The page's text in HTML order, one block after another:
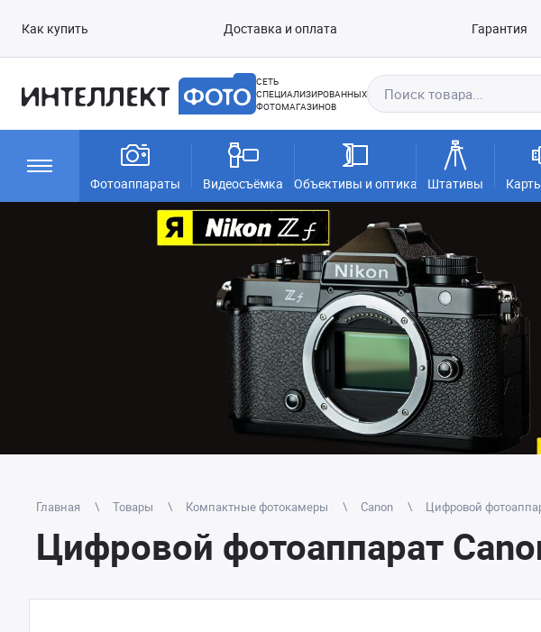
Как купить Доставка и оплата Гарантия
СЕТЬ
СПЕЦИАЛИЗИРОВАННЫХ
ФОТОМАГАЗИНОВ
Фотоаппараты Видеосъёмка Объективы и оптика Штативы
Главная Товары Компактные фотокамеры Canon Цифровой
Цифровой фотоаппарат